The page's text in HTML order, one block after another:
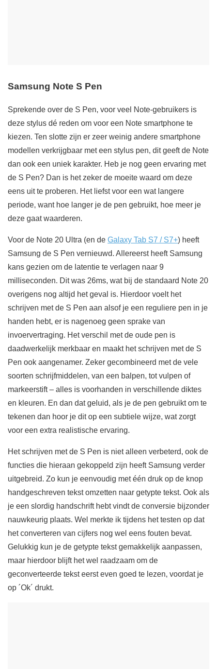
Samsung Note S Pen
Sprekende over de S Pen, voor veel Note-gebruikers is
deze stylus dé reden om voor een Note smartphone te
kiezen. Ten slotte zijn er zeer weinig andere smartphone
modellen verkrijgbaar met een stylus pen, dit geeft de Note
dan ook een uniek karakter. Heb je nog geen ervaring met
de S Pen? Dan is het zeker de moeite waard om deze
eens uit te proberen. Het liefst voor een wat langere
periode, want hoe langer je de pen gebruikt, hoe meer je
deze gaat waarderen.
Voor de Note 20 Ultra (en de Galaxy Tab S7 / S7+) heeft
Samsung de S Pen vernieuwd. Allereerst heeft Samsung
kans gezien om de latentie te verlagen naar 9
milliseconden. Dit was 26ms, wat bij de standaard Note 20
overigens nog altijd het geval is. Hierdoor voelt het
schrijven met de S Pen aan alsof je een reguliere pen in je
handen hebt, er is nagenoeg geen sprake van
invoervertraging. Het verschil met de oude pen is
daadwerkelijk merkbaar en maakt het schrijven met de S
Pen ook aangenamer. Zeker gecombineerd met de vele
soorten schrijfmiddelen, van een balpen, tot vulpen of
markeerstift – alles is voorhanden in verschillende diktes
en kleuren. En dan dat geluid, als je de pen gebruikt om te
tekenen dan hoor je dit op een subtiele wijze, wat zorgt
voor een extra realistische ervaring.
Het schrijven met de S Pen is niet alleen verbeterd, ook de
functies die hieraan gekoppeld zijn heeft Samsung verder
uitgebreid. Zo kun je eenvoudig met één druk op de knop
handgeschreven tekst omzetten naar getypte tekst. Ook als
je een slordig handschrift hebt vindt de conversie bijzonder
nauwkeurig plaats. Wel merkte ik tijdens het testen op dat
het converteren van cijfers nog wel eens fouten bevat.
Gelukkig kun je de getypte tekst gemakkelijk aanpassen,
maar hierdoor blijft het wel raadzaam om de
geconverteerde tekst eerst even goed te lezen, voordat je
op ´Ok´ drukt.